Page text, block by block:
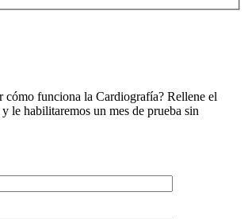
cómo funciona la Cardiografía? Rellene el
le habilitaremos un mes de prueba sin